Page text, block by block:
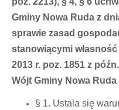
Gminy Nowa Ruda z
sprawie zasad
stanowiącymi
2013 r. poz. 1851 z
Wójt Gminy Nowa
§ 1. Ustala się